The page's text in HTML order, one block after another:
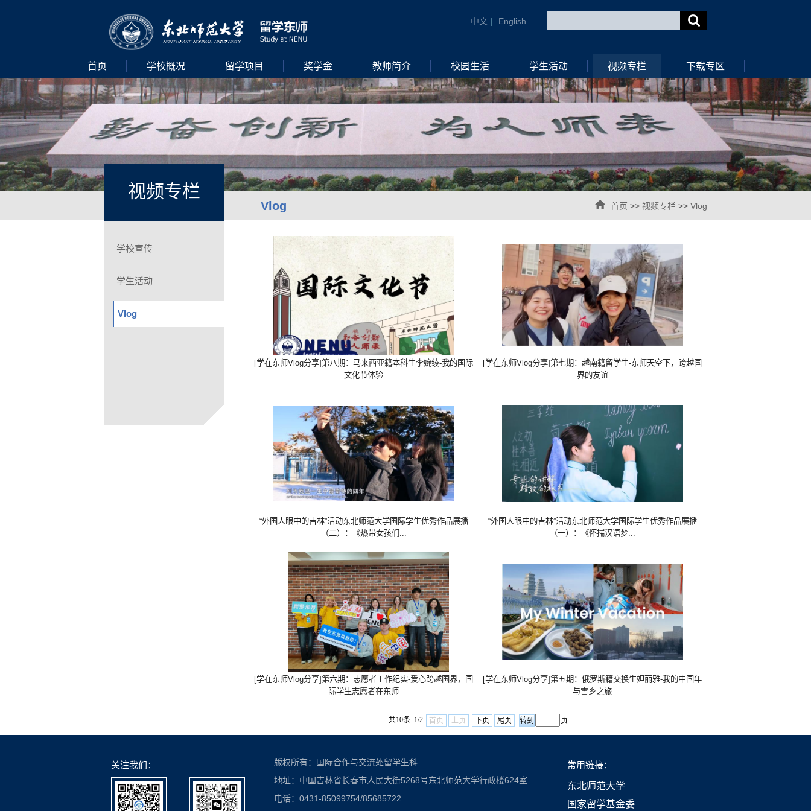
中文 | English
首页 学校概况 留学项目 奖学金 教师简介 校园生活 学生活动 视频专栏 下载专区
视频专栏
Vlog 首页 >> 视频专栏 >> Vlog
学校宣传
学生活动
Vlog
[学在东师Vlog分享]第八期：马来西亚籍本科生李婉绫-我的国际
文化节体验
[学在东师Vlog分享]第七期：越南籍留学生-东师天空下，跨越国
界的友谊
“外国人眼中的吉林”活动东北师范大学国际学生优秀作品展播
（二）：《热带女孩们...
“外国人眼中的吉林”活动东北师范大学国际学生优秀作品展播
（一）：《怀揣汉语梦...
[学在东师Vlog分享]第六期：志愿者工作纪实-爱心跨越国界，国
际学生志愿者在东师
[学在东师Vlog分享]第五期：俄罗斯籍交换生妲丽雅-我的中国年
与雪乡之旅
共10条 1/2 首页 上页 下页 尾页 页
关注我们：
版权所有：国际合作与交流处留学生科
地址：中国吉林省长春市人民大街5268号东北师范大学行政楼624室
电话：0431-85099754/85685722
常用链接：
东北师范大学
国家留学基金委